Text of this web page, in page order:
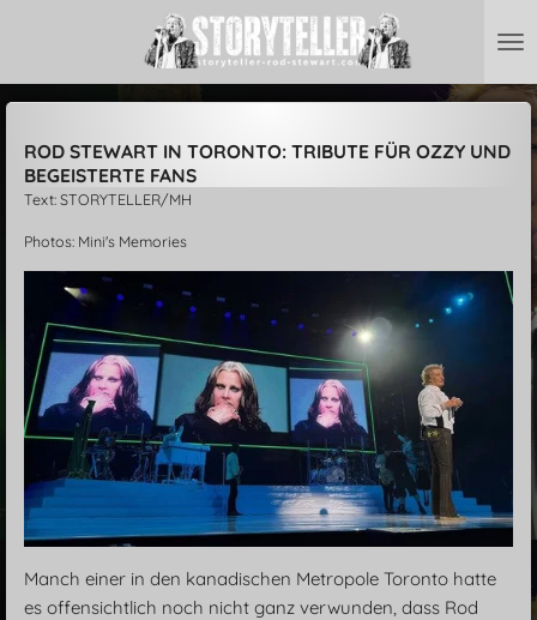
springen
ROD STEWART IN TORONTO: TRIBUTE FÜR OZZY UND
BEGEISTERTE FANS
Text: STORYTELLER/MH
Photos: Mini's Memories
Manch einer in den kanadischen Metropole Toronto hatte
es offensichtlich noch nicht ganz verwunden, dass Rod